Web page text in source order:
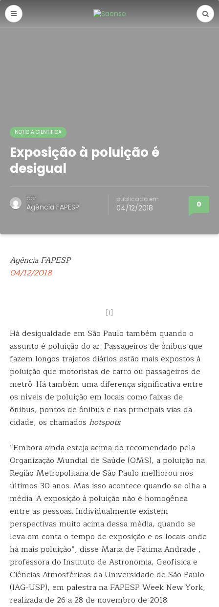
NOTÍCIA CIENTÍFICA
Exposição à poluição é
desigual
por
Agência FAPESP
publicado em
04/12/2018 0
Agência FAPESP
04/12/2018
[1]
Há desigualdade em São Paulo também quando o
assunto é poluição do ar. Passageiros de ônibus que
fazem longos trajetos diários estão mais expostos à
poluição que motoristas de carro ou passageiros de
metrô. Há também uma diferença significativa entre
os níveis de poluição em locais como faixas de
ônibus, pontos de ônibus e nas principais vias da
cidade, os chamados hotspots.
“Embora ainda esteja acima do recomendado pela
Organização Mundial de Saúde (OMS), a poluição na
Região Metropolitana de São Paulo melhorou nos
últimos 30 anos. Mas isso acontece quando se olha a
média. A exposição à poluição não é homogênea
entre as pessoas. Individualmente existem
perspectivas muito acima dessa média, quando se
leva em conta o tempo de exposição e os locais onde
há mais poluição”, disse Maria de Fátima Andrade ,
professora do Instituto de Astronomia, Geofísica e
Ciências Atmosféricas da Universidade de São Paulo
(IAG-USP), em palestra na FAPESP Week New York,
realizada de 26 a 28 de novembro de 2018.